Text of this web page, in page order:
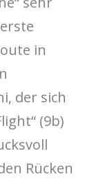
in
der sich
(9b)
Rücken